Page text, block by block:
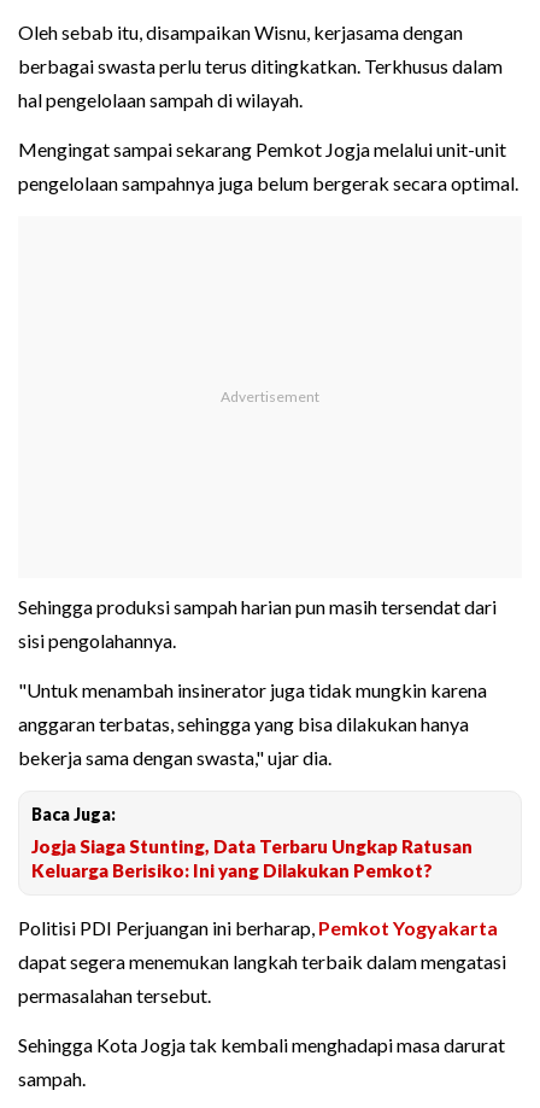
Oleh sebab itu, disampaikan Wisnu, kerjasama dengan
berbagai swasta perlu terus ditingkatkan. Terkhusus dalam
hal pengelolaan sampah di wilayah.
Mengingat sampai sekarang Pemkot Jogja melalui unit-unit
pengelolaan sampahnya juga belum bergerak secara optimal.
Sehingga produksi sampah harian pun masih tersendat dari
sisi pengolahannya.
"Untuk menambah insinerator juga tidak mungkin karena
anggaran terbatas, sehingga yang bisa dilakukan hanya
bekerja sama dengan swasta," ujar dia.
Baca Juga:
Jogja Siaga Stunting, Data Terbaru Ungkap Ratusan
Keluarga Berisiko: Ini yang Dilakukan Pemkot?
Politisi PDI Perjuangan ini berharap, Pemkot Yogyakarta
dapat segera menemukan langkah terbaik dalam mengatasi
permasalahan tersebut.
Sehingga Kota Jogja tak kembali menghadapi masa darurat
sampah.